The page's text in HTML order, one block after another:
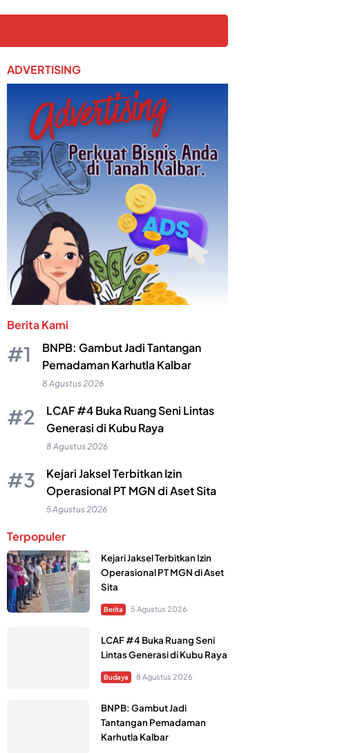
ADVERTISING
Berita Kami
BNPB: Gambut Jadi Tantangan
Pemadaman Karhutla Kalbar
8 Agustus 2026
LCAF #4 Buka Ruang Seni Lintas
Generasi di Kubu Raya
8 Agustus 2026
Kejari Jaksel Terbitkan Izin
Operasional PT MGN di Aset Sita
5 Agustus 2026
Terpopuler
Kejari Jaksel Terbitkan Izin
Operasional PT MGN di Aset
Sita
Berita 5 Agustus 2026
LCAF #4 Buka Ruang Seni
Lintas Generasi di Kubu Raya
Budaya 8 Agustus 2026
BNPB: Gambut Jadi
Tantangan Pemadaman
Karhutla Kalbar